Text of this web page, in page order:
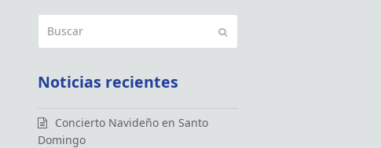
Noticias recientes
Concierto Navideño en Santo
Domingo